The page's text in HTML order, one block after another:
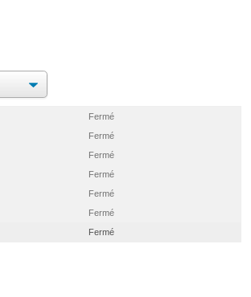
Fermé
Fermé
Fermé
Fermé
Fermé
Fermé
Fermé